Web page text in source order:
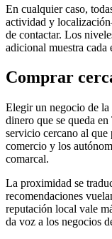
En cualquier caso,
actividad y
de contactar. Los
adicional muestra cada
Comprar
Elegir un negocio de la
dinero que se queda
servicio cercano al
comercio y los
comarcal.
La proximidad se
recomendaciones
reputación local vale
da voz a los negocios